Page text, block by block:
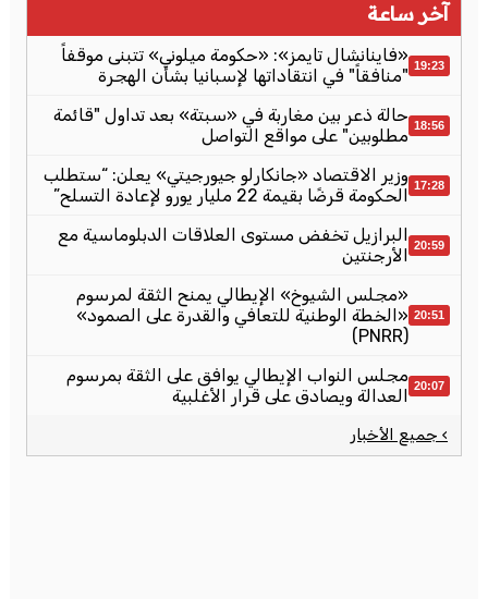
آخر ساعة
19:23 «فاينانشال تايمز»: «حكومة ميلوني» تتبنى موقفاً
"منافقاً" في انتقاداتها لإسبانيا بشأن الهجرة
18:56 حالة ذعر بين مغاربة في «سبتة» بعد تداول "قائمة
مطلوبين" على مواقع التواصل
17:28 وزير الاقتصاد «جانكارلو جيورجيتي» يعلن: “ستطلب
الحكومة قرضًا بقيمة 22 مليار يورو لإعادة التسلح”
20:59 البرازيل تخفض مستوى العلاقات الدبلوماسية مع
الأرجنتين
20:51
«مجلس الشيوخ» الإيطالي يمنح الثقة لمرسوم
«الخطة الوطنية للتعافي والقدرة على الصمود»
(PNRR)
20:07 مجلس النواب الإيطالي يوافق على الثقة بمرسوم
العدالة ويصادق على قرار الأغلبية
› جميع الأخبار